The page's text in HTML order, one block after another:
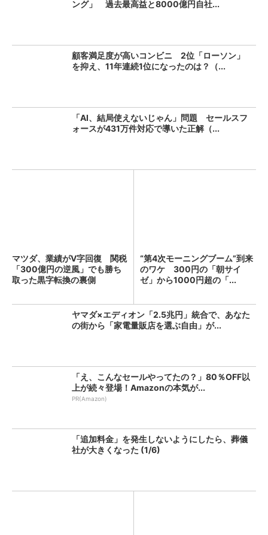
ング」 過去最高益と8000億円自社...
顧客満足度が高いコンビニ 2位「ローソン」
を抑え、11年連続1位になったのは？（...
「AI、結局使えないじゃん」問題 セールスフ
ォースが431万件対応で導いた正解（...
マツダ、業績がV字回復 関税
「300億円の逆風」でも勝ち
取った黒字転換の裏側
“第4次モーニングブーム”到来
のワケ 300円の「朝サイ
ゼ」から1000円超の「...
ヤマダ×エディオン「2.5兆円」統合で、あなた
の街から「家電量販店を選ぶ自由」が...
「え、こんなセールやってたの？」80％OFF以
上が続々登場！Amazonの本気が...
PR(Amazon)
「追加料金」を発生しないようにしたら、葬儀
社が大きくなった (1/6)